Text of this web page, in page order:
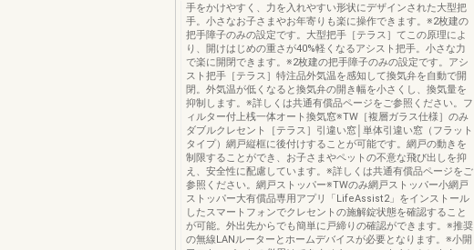
手をかけやすく、力を入れやすい形状にデザインされた大型把
手。小さなお子さまやお年寄りも楽に操作できます。※2枚建の
把手障子のみの設定です。大型把手［テラス］てこの原理によ
り、開けはじめの重さが40%軽くなるアシスト把手。小さな力
で楽に開閉できます。※2枚建の把手障子のみの設定です。アシ
スト把手［テラス］特注品外気温を感知して換気弁を自動で開
閉。外気温が低くなると換気弁の開き幅を小さくし、換気量を
抑制します。※詳しくは共通有償品ページをご参照ください。フ
ィルター付上桟一体オート換気窓※TW［複層ガラス仕様］のみ
ダブルクレセント［テラス］引違い窓│単体引違い窓（フラット
タイプ）網戸縦框に後付けすることが可能です。網戸の動きを
制限することができ、お子さまやペットの不意な飛び出しを抑
え、安全性に配慮しています。※詳しくは共通有償品ページをご
参照ください。網戸ストッパー※TWのみ網戸ストッパー小網戸
ストッパー大有償品専用アプリ「LifeAssist2」をインストール
したスマートフォンでクレセントの施解錠状態を確認すること
が可能。外出先からでも簡単に戸締りの確認ができます。※推奨
の無線LANルーターとホームデバイスが必要となります。※小開